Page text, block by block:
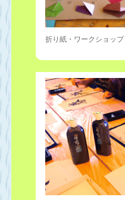
折り紙・ワークショップ